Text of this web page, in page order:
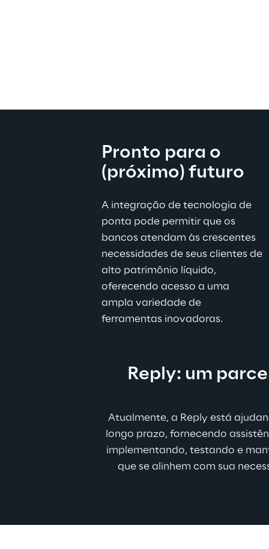
Pronto para o
(próximo) futuro
A integração de tecnologia de
ponta pode permitir que os
bancos atendam às crescentes
necessidades de seus clientes de
alto patrimônio líquido,
oferecendo acesso a uma
ampla variedade de
ferramentas inovadoras.
Reply: um
Atualmente, a Reply está
longo prazo, fornecendo
implementando, testando e
que se alinhem com sua